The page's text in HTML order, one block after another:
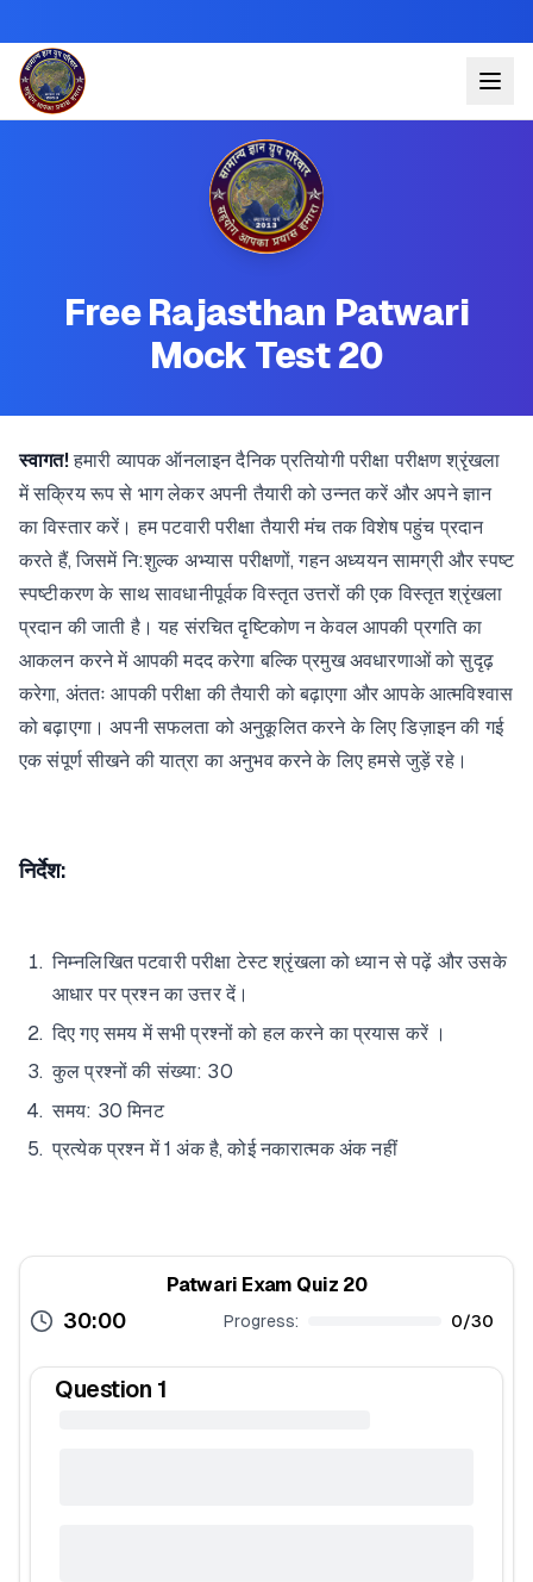
Free Rajasthan Patwari
Mock Test 20
स्वागत!हमारी व्यापक ऑनलाइन दैनिक प्रतियोगी परीक्षा परीक्षण श्रृंखला
में सक्रिय रूप से भाग लेकर अपनी तैयारी को उन्नत करें और अपने ज्ञान
का विस्तार करें। हम पटवारी परीक्षा तैयारी मंच तक विशेष पहुंच प्रदान
करते हैं, जिसमें नि:शुल्क अभ्यास परीक्षणों, गहन अध्ययन सामग्री और स्पष्ट
स्पष्टीकरण के साथ सावधानीपूर्वक विस्तृत उत्तरों की एक विस्तृत श्रृंखला
प्रदान की जाती है। यह संरचित दृष्टिकोण न केवल आपकी प्रगति का
आकलन करने में आपकी मदद करेगा बल्कि प्रमुख अवधारणाओं को सुदृढ़
करेगा, अंततः आपकी परीक्षा की तैयारी को बढ़ाएगा और आपके आत्मविश्वास
को बढ़ाएगा। अपनी सफलता को अनुकूलित करने के लिए डिज़ाइन की गई
एक संपूर्ण सीखने की यात्रा का अनुभव करने के लिए हमसे जुड़ें रहे।
निर्देश:
निम्नलिखित पटवारी परीक्षा टेस्ट श्रृंखला को ध्यान से पढ़ें और उसके
आधार पर प्रश्न का उत्तर दें।
दिए गए समय में सभी प्रश्नों को हल करने का प्रयास करें ।
कुल प्रश्नों की संख्या: 30
समय: 30 मिनट
प्रत्येक प्रश्न में 1 अंक है, कोई नकारात्मक अंक नहीं
Patwari Exam Quiz 20
30:00 Progress: 0/30
Question 1